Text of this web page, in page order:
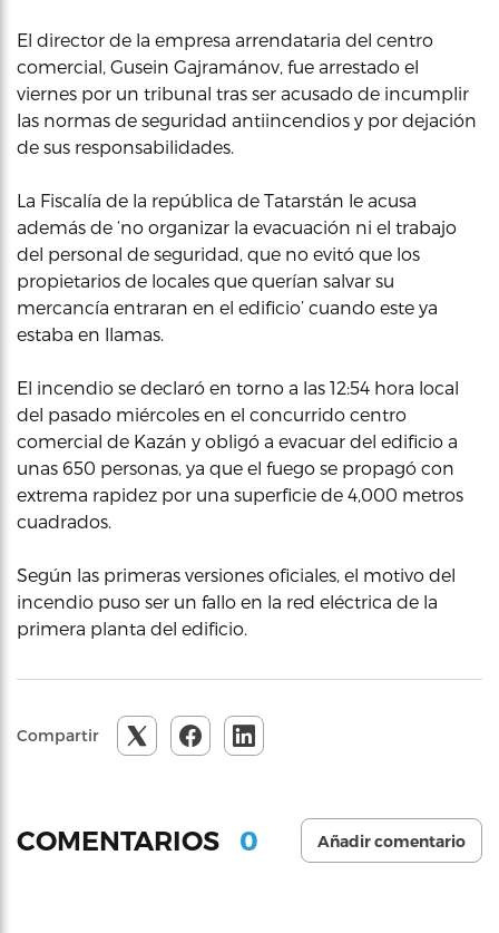
El director de la empresa arrendataria del centro
comercial, Gusein Gajramánov, fue arrestado el
viernes por un tribunal tras ser acusado de incumplir
las normas de seguridad antiincendios y por dejación
de sus responsabilidades.
La Fiscalía de la república de Tatarstán le acusa
además de ‘no organizar la evacuación ni el trabajo
del personal de seguridad, que no evitó que los
propietarios de locales que querían salvar su
mercancía entraran en el edificio’ cuando este ya
estaba en llamas.
El incendio se declaró en torno a las 12:54 hora local
del pasado miércoles en el concurrido centro
comercial de Kazán y obligó a evacuar del edificio a
unas 650 personas, ya que el fuego se propagó con
extrema rapidez por una superficie de 4,000 metros
cuadrados.
Según las primeras versiones oficiales, el motivo del
incendio puso ser un fallo en la red eléctrica de la
primera planta del edificio.
Compartir
COMENTARIOS 0 Añadir comentario